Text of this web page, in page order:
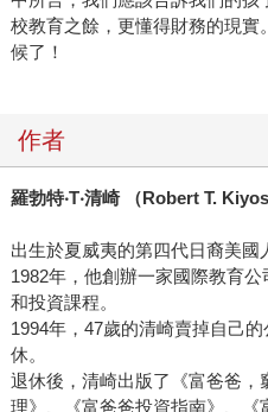
校教育之餘，更懂得財務的現
候了！
作者
羅勃特‧T‧清崎 （Robert T.
出生於夏威夷的第四代日裔美國
1982年，他創辦一家國際教育
和投資課程。
1994年，47歲的清崎賣掉自己
休。
退休後，清崎出版了《富爸爸
理》、《富爸爸投資指南》、